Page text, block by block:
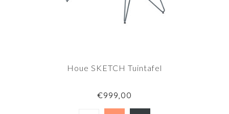
Houe SKETCH Tuintafel
€999,00